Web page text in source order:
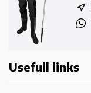
Usefull links